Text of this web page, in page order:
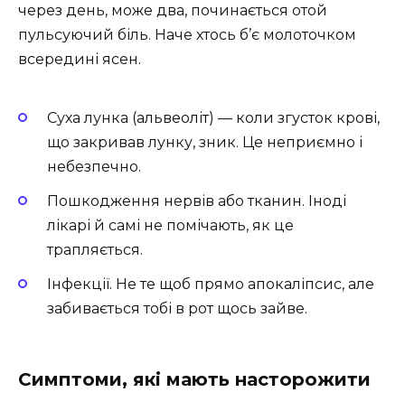
через день, може два, починається отой
пульсуючий біль. Наче хтось б’є молоточком
всередині ясен.
Суха лунка (альвеоліт) — коли згусток крові,
що закривав лунку, зник. Це неприємно і
небезпечно.
Пошкодження нервів або тканин. Іноді
лікарі й самі не помічають, як це
трапляється.
Інфекції. Не те щоб прямо апокаліпсис, але
забивається тобі в рот щось зайве.
Симптоми, які мають насторожити